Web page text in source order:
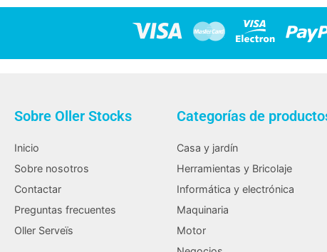
Sobre Oller Stocks
Inicio
Sobre nosotros
Contactar
Preguntas frecuentes
Oller Serveïs
Categorías de
Casa y jardín
Herramientas y Bricolaje
Informática y electrónica
Maquinaria
Motor